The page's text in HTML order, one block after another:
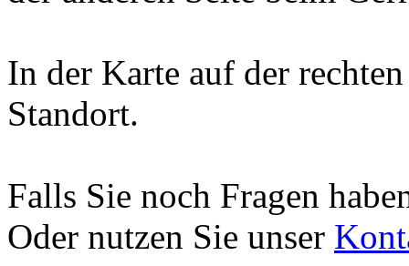
In der Karte auf der
Standort.
Falls Sie noch Fragen
Oder nutzen Sie unser